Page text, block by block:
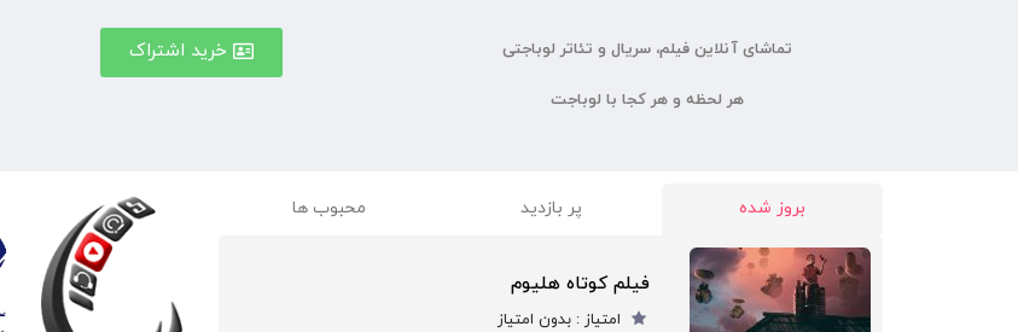
تماشای آنلاین فیلم، سریال و تئاتر لوباجتی
هر لحظه و هر کجا با لوباجت
خرید اشتراک
بروز شده پر بازدید محبوب ها
فیلم کوتاه هلیوم
امتیاز : بدون امتیاز